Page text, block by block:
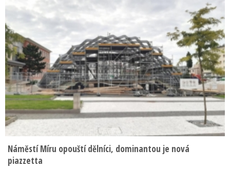
Náměstí Míru opouští dělníci, dominantou je nová
piazzetta